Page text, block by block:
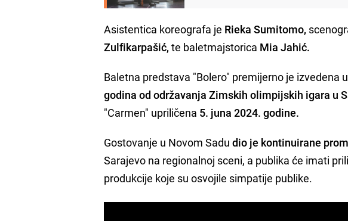
Asistentica koreografa je Rieka Sumitomo,
Zulfikarpašić, te baletmajstorica Mia Jahić.
Baletna predstava "Bolero" premijerno je izvedena
godina od održavanja Zimskih olimpijskih igara u
"Carmen" upriličena 5. juna 2024. godine.
Gostovanje u Novom Sadudio je kontinuirane
Sarajevo na regionalnoj sceni, a publika će imati
produkcije koje su osvojile simpatije publike.